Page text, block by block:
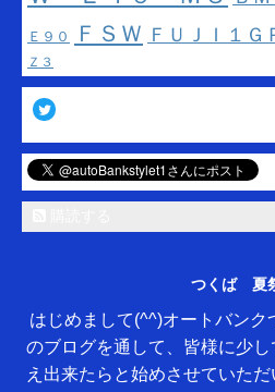
Ｅ９０ ＦＳＷ ＦＵＪＩ１Ｇ
Ｚ３
Twitter
つくば 夏
はじめまして(^^)オートバンク
のブログを通して、皆様に少
え出来たらと始めさせていた